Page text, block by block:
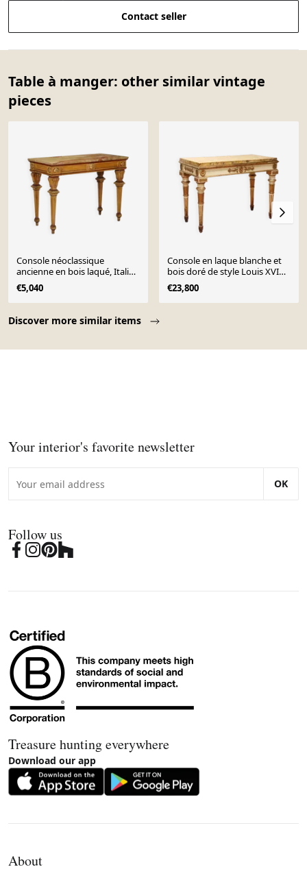
Contact seller
Table à manger: other similar vintage
pieces
Discover more similar items
Console néoclassique
ancienne en bois laqué, Italie,
fin XIXe siècle
€5,040
Console en laque blanche et
bois doré de style Louis XVI
italien avec plateau en marbre
de Scagliola de Sienne.
€23,800
Your interior's favorite newsletter
OK
Follow us
Treasure hunting everywhere
Download our app
About